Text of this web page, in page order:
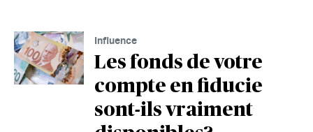
Influence
Les fonds de votre
compte en fiducie
sont-ils vraiment